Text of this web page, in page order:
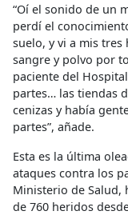
“Oí el sonido de un
perdí el
suelo, y vi a mis
sangre y polvo por
paciente del
partes… las tiendas
cenizas y había
partes”, añade.
Esta es la última
ataques contra los
Ministerio de Salud,
de 760 heridos